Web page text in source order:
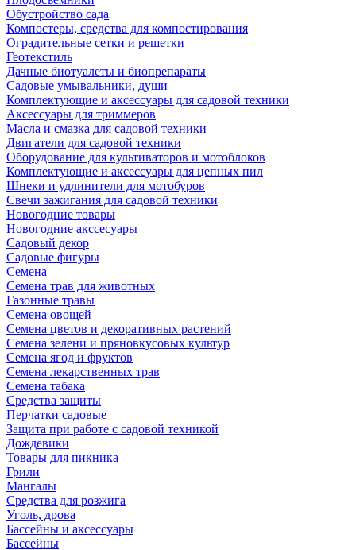
Обустройство сада
Компостеры, средства для компостирования
Оградительные сетки и решетки
Геотекстиль
Дачные биотуалеты и биопрепараты
Садовые умывальники, души
Комплектующие и аксессуары для садовой техники
Аксессуары для триммеров
Масла и смазка для садовой техники
Двигатели для садовой техники
Оборудование для культиваторов и мотоблоков
Комплектующие и аксессуары для цепных пил
Шнеки и удлинители для мотобуров
Свечи зажигания для садовой техники
Новогодние товары
Новогодние акссесуары
Садовый декор
Садовые фигуры
Семена
Семена трав для животных
Газонные травы
Семена овощей
Семена цветов и декоративных растений
Семена зелени и пряновкусовых культур
Семена ягод и фруктов
Семена лекарственных трав
Семена табака
Средства защиты
Перчатки садовые
Защита при работе с садовой техникой
Дождевики
Товары для пикника
Грили
Мангалы
Средства для розжига
Уголь, дрова
Бассейны и аксессуары
Бассейны